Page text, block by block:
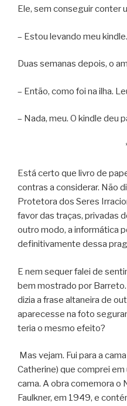
Ele, sem conseguir conter
– Estou levando meu kindle.
Duas semanas depois, o
– Então, como foi na ilha.
– Nada, meu. O kindle deu
Está certo que livro de
contras a considerar. Não
Protetora dos Seres
favor das traças, privadas
outro modo, a informática
definitivamente dessa
E nem sequer falei de
bem mostrado por Barreto.
dizia a frase altaneira de
aparecesse na foto
teria o mesmo efeito?
Mas vejam. Fui para a
Catherine) que comprei
cama. A obra comemora o
Faulkner, em 1949, e